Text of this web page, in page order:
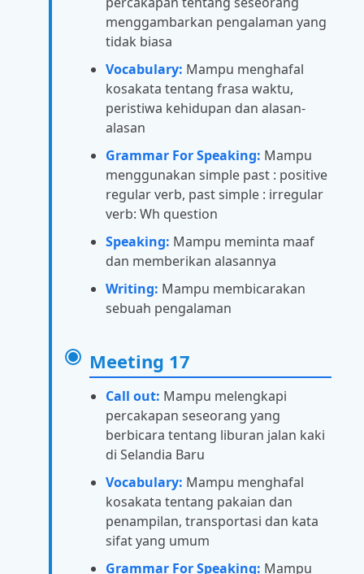
menggambarkan pengalaman yang
tidak biasa
Vocabulary: Mampu menghafal
kosakata tentang frasa waktu,
peristiwa kehidupan dan alasan-
alasan
Grammar For Speaking: Mampu
menggunakan simple past : positive
regular verb, past simple : irregular
verb: Wh question
Speaking: Mampu meminta maaf
dan memberikan alasannya
Writing: Mampu membicarakan
sebuah pengalaman
Meeting 17
Call out: Mampu melengkapi
percakapan seseorang yang
berbicara tentang liburan jalan kaki
di Selandia Baru
Vocabulary: Mampu menghafal
kosakata tentang pakaian dan
penampilan, transportasi dan kata
sifat yang umum
Grammar For Speaking: Mampu